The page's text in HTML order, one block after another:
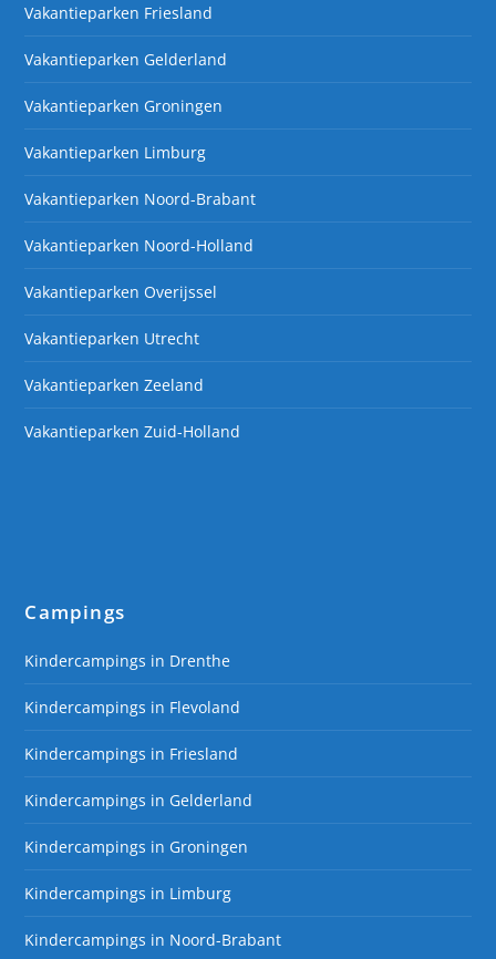
Vakantieparken Friesland
Vakantieparken Gelderland
Vakantieparken Groningen
Vakantieparken Limburg
Vakantieparken Noord-Brabant
Vakantieparken Noord-Holland
Vakantieparken Overijssel
Vakantieparken Utrecht
Vakantieparken Zeeland
Vakantieparken Zuid-Holland
Campings
Kindercampings in Drenthe
Kindercampings in Flevoland
Kindercampings in Friesland
Kindercampings in Gelderland
Kindercampings in Groningen
Kindercampings in Limburg
Kindercampings in Noord-Brabant